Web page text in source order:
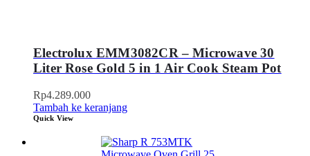
Electrolux EMM3082CR – Microwave 30
Liter Rose Gold 5 in 1 Air Cook Steam Pot
Rp4.289.000
Tambah ke keranjang
Quick View